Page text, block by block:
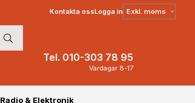
Kontakta ossLogga in Välj
moms
Tel. 010-303 78 95
Vardagar 8-17
Radio & Elektronik